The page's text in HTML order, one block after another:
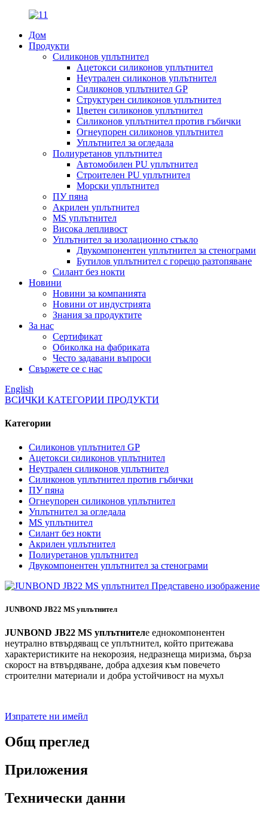
Дом
Продукти
Силиконов уплътнител
Ацетокси силиконов уплътнител
Неутрален силиконов уплътнител
Силиконов уплътнител GP
Структурен силиконов уплътнител
Цветен силиконов уплътнител
Силиконов уплътнител против гъбички
Огнеупорен силиконов уплътнител
Уплътнител за огледала
Полиуретанов уплътнител
Автомобилен PU уплътнител
Строителен PU уплътнител
Морски уплътнител
ПУ пяна
Акрилен уплътнител
MS уплътнител
Висока лепливост
Уплътнител за изолационно стъкло
Двукомпонентен уплътнител за стенограми
Бутилов уплътнител с горещо разтопяване
Силант без нокти
Новини
Новини за компанията
Новини от индустрията
Знания за продуктите
За нас
Сертификат
Обиколка на фабриката
Често задавани въпроси
Свържете се с нас
English
ВСИЧКИ КАТЕГОРИИ ПРОДУКТИ
Категории
Силиконов уплътнител GP
Ацетокси силиконов уплътнител
Неутрален силиконов уплътнител
Силиконов уплътнител против гъбички
ПУ пяна
Огнеупорен силиконов уплътнител
Уплътнител за огледала
MS уплътнител
Силант без нокти
Акрилен уплътнител
Полиуретанов уплътнител
Двукомпонентен уплътнител за стенограми
JUNBOND JB22 MS уплътнител
JUNBOND JB22 MS уплътнителе еднокомпонентен
неутрално втвърдяващ се уплътнител, който притежава
характеристиките на некорозия, недразнеща миризма, бърза
скорост на втвърдяване, добра адхезия към повечето
строителни материали и добра устойчивост на мухъл
Изпратете ни имейл
Общ преглед
Приложения
Технически данни